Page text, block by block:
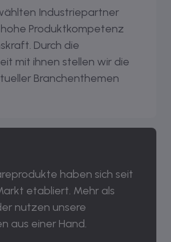
Industriepartner
Produktkompetenz
Durch die
mit ihnen stellen wir die
Branchenthemen
haben sich seit
etabliert. Mehr als
nutzen unsere
aus einer Hand.